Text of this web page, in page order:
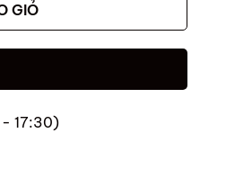
GIỎ
17:30)